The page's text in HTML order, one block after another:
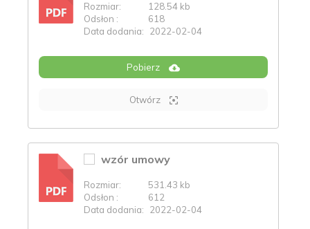
PDF
Rozmiar:
128.54 kb
Odsłon :
618
Data dodania:
2022-02-04
Pobierz
Otwórz
PDF
wzór umowy
Rozmiar:
531.43 kb
Odsłon :
612
Data dodania:
2022-02-04